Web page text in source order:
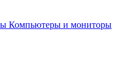
Компьютеры и мониторы